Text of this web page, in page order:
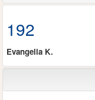
192
Evangelia K.